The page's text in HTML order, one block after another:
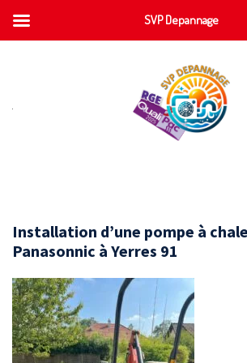
Installation d’une pompe à
Panasonnic à Yerres 91
SVP Depannage